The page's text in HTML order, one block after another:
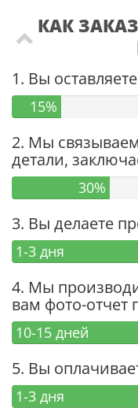
КАК
1. Вы
15%
2. Мы
детали,
30%
3. Вы делаете
1-3 дня
4. Мы
вам фото-отчет
10-15 дней
5. Вы
1-3 дня